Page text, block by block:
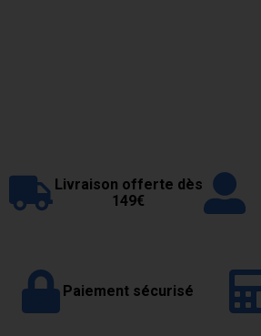
Livraison offerte dès
149€
Paiement sécurisé